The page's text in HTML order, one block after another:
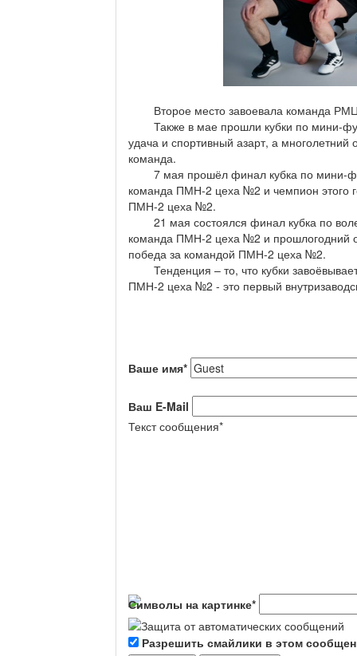
Второе место завоевала команда
Также в мае прошли кубки по мини-
удача и спортивный азарт, а
команда.
7 мая прошёл финал кубка по мини-
команда ПМН-2 цеха №2 и чемпион этого
ПМН-2 цеха №2.
21 мая состоялся финал кубка по
команда ПМН-2 цеха №2 и прошлогодний
победа за командой ПМН-2 цеха №2.
Тенденция – то, что кубки
ПМН-2 цеха №2 - это первый
Ваше имя*
Ваш E-Mail
Текст сообщения*
Символы на картинке*
Разрешить смайлики в этом